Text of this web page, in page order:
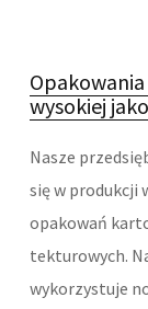
CZĘŚCI
USŁUGI
wysokiej
Nasze
się w produkcji
opakowań
tekturowych.
wykorzystuje